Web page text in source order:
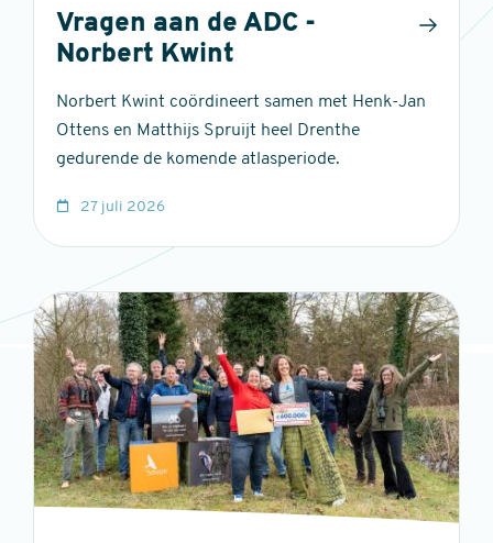
Vragen aan de ADC -
Norbert Kwint
Norbert Kwint coördineert samen met Henk-Jan
Ottens en Matthijs Spruijt heel Drenthe
gedurende de komende atlasperiode.
27 juli 2026